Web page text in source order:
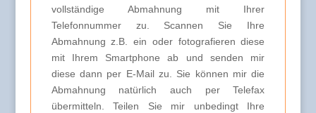
vollständige Abmahnung mit Ihrer
Telefonnummer zu. Scannen Sie Ihre
Abmahnung z.B. ein oder fotografieren diese
mit Ihrem Smartphone ab und senden mir
diese dann per E-Mail zu. Sie können mir die
Abmahnung natürlich auch per Telefax
übermitteln. Teilen Sie mir unbedingt Ihre